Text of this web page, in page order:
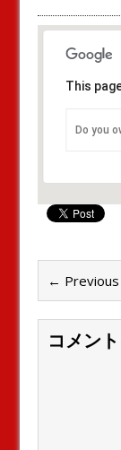
This
Do you
← Previous
コメン